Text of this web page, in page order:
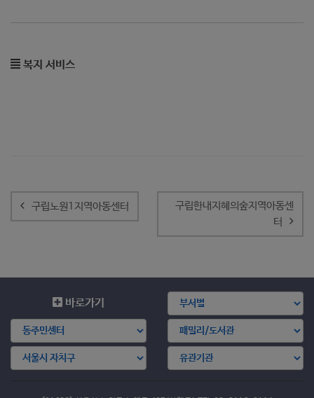
복지 서비스
내
비 구립노원1지역아동센터
구립한내지혜의숲지역아동센
터
바로가기